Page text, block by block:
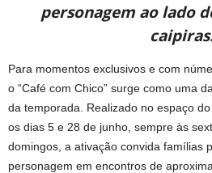
personagem ao lado
Para momentos exclusivos e com
o “Café com Chico” surge como uma
da temporada. Realizado no espaço
os dias 5 e 28 de junho, sempre às
domingos, a ativação convida famílias
personagem em encontros de